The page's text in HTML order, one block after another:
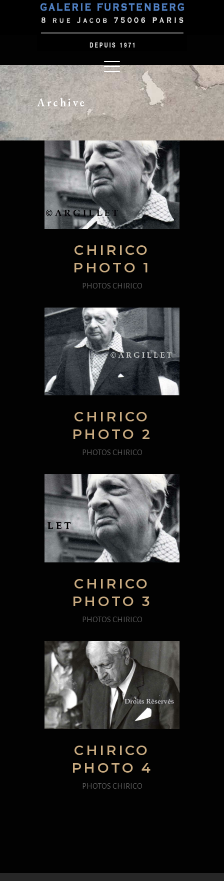
Archive
CHIRICO
PHOTO 1
PHOTOS CHIRICO
CHIRICO
PHOTO 2
PHOTOS CHIRICO
CHIRICO
PHOTO 3
PHOTOS CHIRICO
CHIRICO
PHOTO 4
PHOTOS CHIRICO